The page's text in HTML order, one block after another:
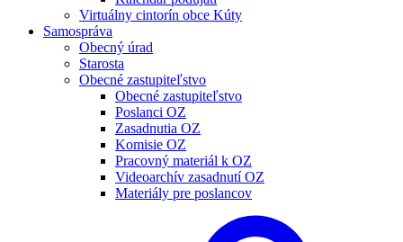
Virtuálny cintorín obce Kúty
Samospráva
Obecný úrad
Starosta
Obecné zastupiteľstvo
Obecné zastupiteľstvo
Poslanci OZ
Zasadnutia OZ
Komisie OZ
Pracovný materiál k OZ
Videoarchív zasadnutí OZ
Materiály pre poslancov